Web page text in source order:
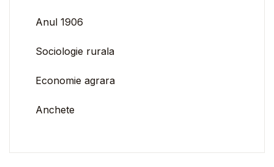
Anul 1906
Sociologie rurala
Economie agrara
Anchete